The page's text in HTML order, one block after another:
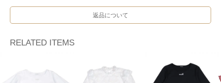
返品について
RELATED ITEMS